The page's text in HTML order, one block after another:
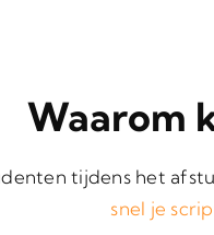
Waarom
tijdens het
snel je